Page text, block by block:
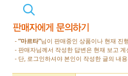
-“마르타”님이 판매중인 상품이나 현재 진
- 판매자님께서 작성한 답변은 현재 보고
- 단, 로그인하셔야 본인이 작성한 글의 내